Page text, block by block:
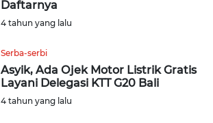
Daftarnya
4 tahun yang lalu
Serba-serbi
Asyik, Ada Ojek Motor Listrik Gratis
Layani Delegasi KTT G20 Bali
4 tahun yang lalu